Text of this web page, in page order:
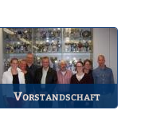
Vorstandschaft